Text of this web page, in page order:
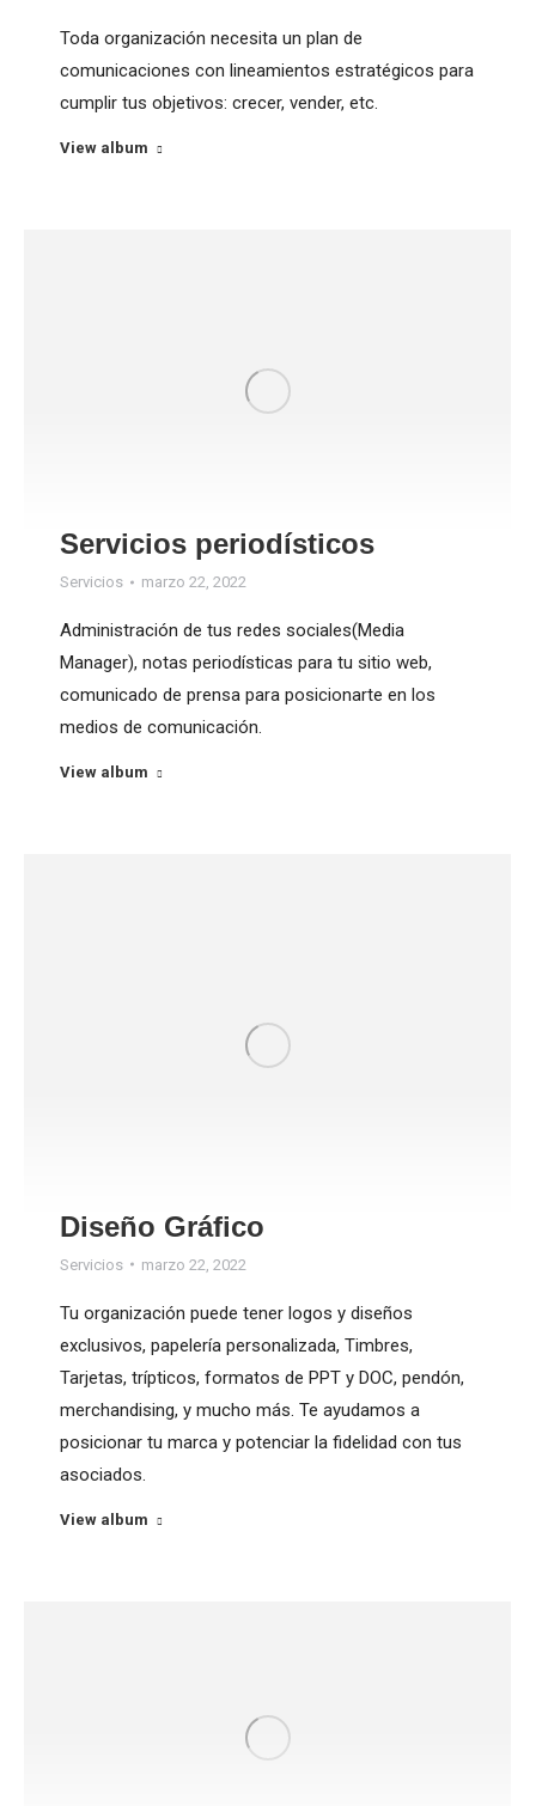
Toda organización necesita un plan de
comunicaciones con lineamientos estratégicos para
cumplir tus objetivos: crecer, vender, etc.
View album
Servicios periodísticos
Servicios marzo 22, 2022
Administración de tus redes sociales(Media
Manager), notas periodísticas para tu sitio web,
comunicado de prensa para posicionarte en los
medios de comunicación.
View album
Diseño Gráfico
Servicios marzo 22, 2022
Tu organización puede tener logos y diseños
exclusivos, papelería personalizada, Timbres,
Tarjetas, trípticos, formatos de PPT y DOC, pendón,
merchandising, y mucho más. Te ayudamos a
posicionar tu marca y potenciar la fidelidad con tus
asociados.
View album